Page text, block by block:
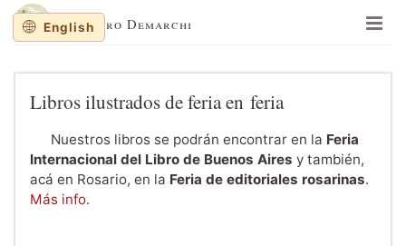
Lisandro Demarchi
Memorias y balanceos
Cuaderno de dibujos
Sobre al autor
Libros ilustrados de feria en feria
Nuestros libros se podrán encontrar en la Feria
Internacional del Libro de Buenos Aires y también,
acá en Rosario, en la Feria de editoriales rosarinas.
Más info.
English